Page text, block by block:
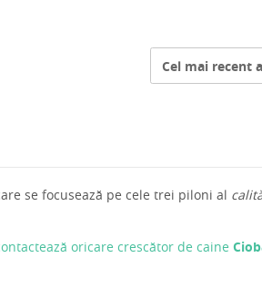
Cel mai recent
se focusează pe cele trei piloni al
oricare crescător de caine